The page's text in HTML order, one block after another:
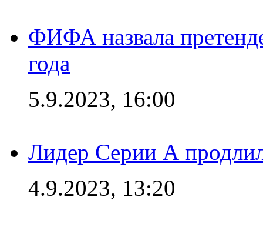
ФИФА назвала
года
5.9.2023, 16:00
Лидер Серии А
4.9.2023, 13:20